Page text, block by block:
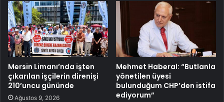
Mersin Limanı’nda işten
çıkarılan işçilerin direnişi
210’uncu gününde
Ağustos 9, 2026
Mehmet Haberal: “Butlanla
yönetilen üyesi
bulunduğum CHP’den istifa
ediyorum”